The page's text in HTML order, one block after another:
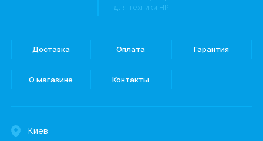
для техники HP
Доставка Оплата Гарантия
О магазине Контакты
Киев